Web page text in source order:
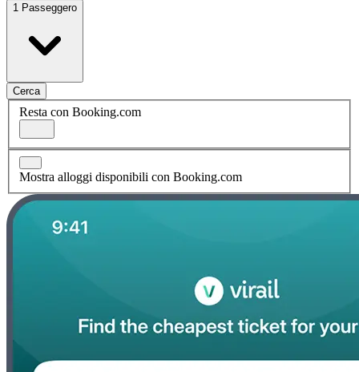
1 Passeggero
Cerca
Resta con Booking.com
Mostra alloggi disponibili con Booking.com